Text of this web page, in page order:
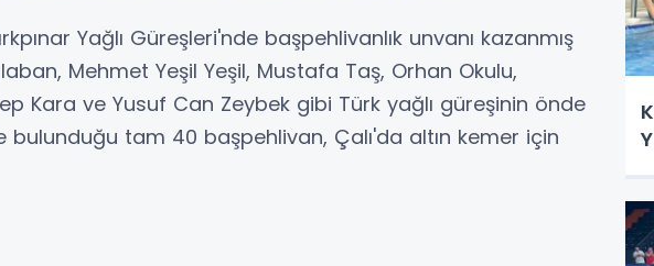
Yağlı Güreşleri'nde başpehlivanlık unvanı kazanmış
Mehmet Yeşil Yeşil, Mustafa Taş, Orhan Okulu,
Kara ve Yusuf Can Zeybek gibi Türk yağlı güreşinin önde
bulunduğu tam 40 başpehlivan, Çalı'da altın kemer için